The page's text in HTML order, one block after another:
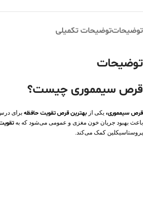
توضیحاتتوضیحات تکمیلی
توضیحات
قرص سیمموری چیست؟
قرص سیمموری، یکی از بهترین قرص تقویت حافظه برای
باعث بهبود جریان خون مغزی و عمومی می‌شود که به
پروستاسیکلین کمک می‌کند.